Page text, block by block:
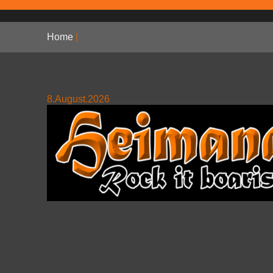
Home
8.August.2026